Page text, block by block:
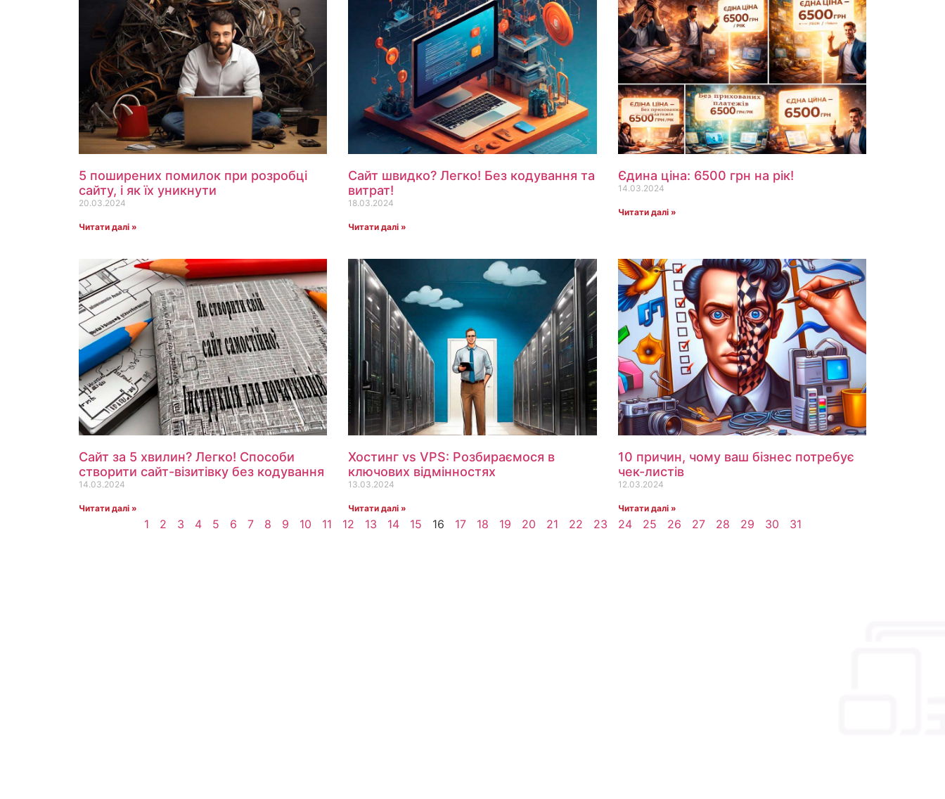
5 поширених помилок при розробці
сайту, і як їх уникнути
20.03.2024
Читати далі »
Сайт швидко? Легко! Без кодування та
витрат!
18.03.2024
Читати далі »
Єдина ціна: 6500 грн на рік!
14.03.2024
Читати далі »
Сайт за 5 хвилин? Легко! Способи
створити сайт-візитівку без кодування
14.03.2024
Читати далі »
Хостинг vs VPS: Розбираємося в
ключових відмінностях
13.03.2024
Читати далі »
10 причин, чому ваш бізнес потребує
чек-листів
12.03.2024
Читати далі »
1 2 3 4 5 6 7 8 9 10 11 12 13 14 15 16 17 18 19 20 21 22 23 24 25 26 27 28 29 30 31